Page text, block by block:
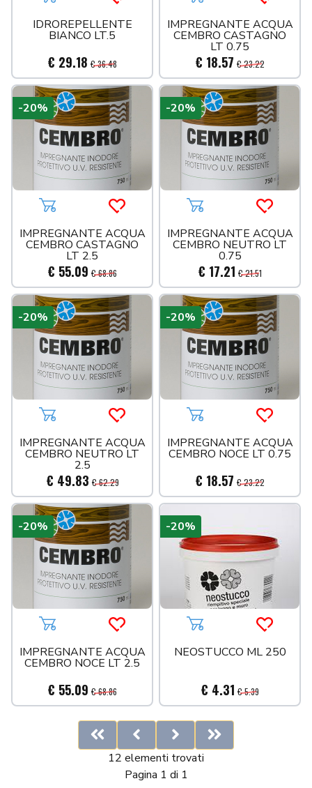
Aggiungi al carrelloAcquista più tardi
IDROREPELLENTE
BIANCO LT.5
€ 29.18 € 36.48
Aggiungi al carrello
IMPREGNANTE ACQUA
CEMBRO CASTAGNO
LT 0.75
€ 18.57 € 23.22
Aggiungi al carrelloAcquista più tardi
IMPREGNANTE ACQUA
CEMBRO CASTAGNO
LT 2.5
€ 55.09 € 68.86
-20%
Aggiungi al carrello
IMPREGNANTE ACQUA
CEMBRO NEUTRO LT
0.75
€ 17.21 € 21.51
-20%
Aggiungi al carrelloAcquista più tardi
IMPREGNANTE ACQUA
CEMBRO NEUTRO LT
2.5
€ 49.83 € 62.29
-20%
Aggiungi al carrello
IMPREGNANTE ACQUA
CEMBRO NOCE LT 0.75
€ 18.57 € 23.22
-20%
Aggiungi al carrelloAcquista più tardi
IMPREGNANTE ACQUA
CEMBRO NOCE LT 2.5
€ 55.09 € 68.86
-20%
Aggiungi al carrello
NEOSTUCCO ML 250
€ 4.31 € 5.39
-20%
FirstPrevious
12 elementi trovati
Pagina 1 di 1
NextLast
VALVOLE